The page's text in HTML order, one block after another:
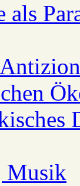
Musik